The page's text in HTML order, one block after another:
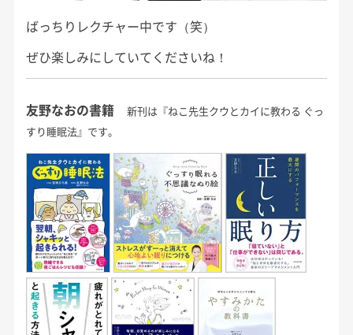
ばっちりレクチャー中です（笑）
ぜひ楽しみにしていてくださいね！
友野なおの書籍
新刊は『ねこ先生クウとカイに教わる ぐっ
すり睡眠法』です。